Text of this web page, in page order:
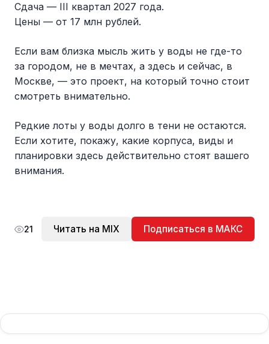
Сдача — III квартал 2027 года.
Цены — от 17 млн рублей.
Если вам близка мысль жить у воды не где-то
за городом, не в мечтах, а здесь и сейчас, в
Москве, — это проект, на который точно стоит
смотреть внимательно.
Редкие лоты у воды долго в тени не остаются.
Если хотите, покажу, какие корпуса, виды и
планировки здесь действительно стоят вашего
внимания.
21 Читать на MIX Подписаться в МАКС